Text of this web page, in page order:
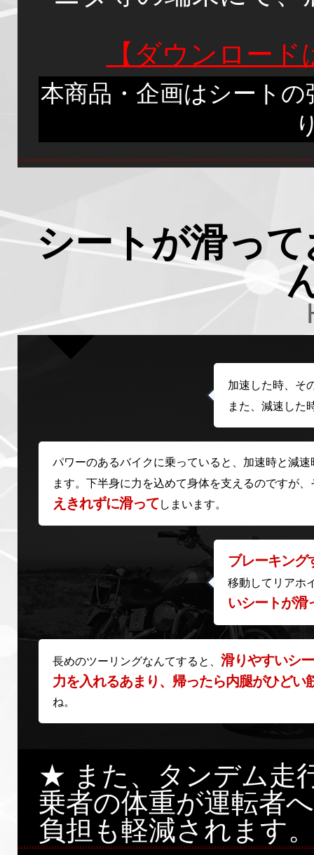
【ダウンロー
本商品・企画はシート
シートが滑っ
加速した時、そ
また、減速した
パワーのあるバイクに乗っていると、加速時と減
ます。下半身に力を込めて身体を支えるのですが、
えきれずに滑ってしまいます。
ブレーキング
移動してリアホ
いシートが滑
長めのツーリングなんてすると、 滑りやすいシ
力を入れるあまり、帰ったら内腿がひどい
ね。
★ また、タンデム走
乗者の体重が運転者
負担も軽減されます